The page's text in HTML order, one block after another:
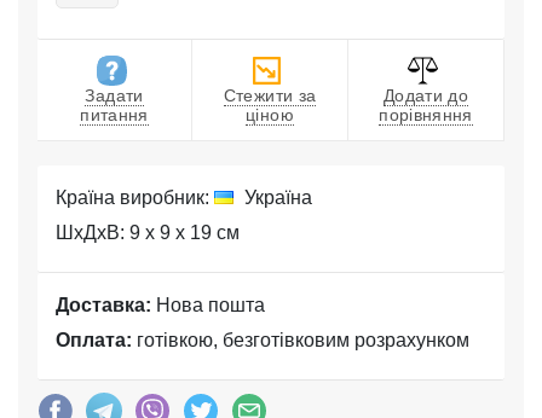
Задати
питання
Стежити за
ціною
Додати до
порівняння
Країна виробник:
Україна
ШхДхВ: 9 x 9 x 19 см
Доставка: Нова пошта
Оплата: готівкою, безготівковим розрахунком